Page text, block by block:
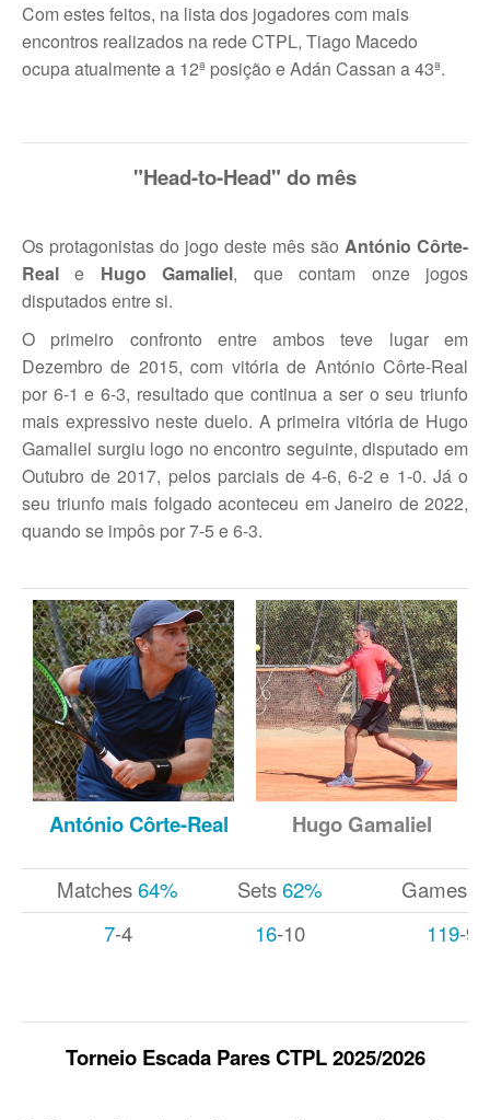
Com estes feitos, na lista dos jogadores com mais
encontros realizados na rede CTPL, Tiago Macedo
ocupa atualmente a 12ª posição e Adán Cassan a 43ª.
"Head-to-Head" do mês
Os protagonistas do jogo deste mês são António Côrte-
Real e Hugo Gamaliel, que contam onze jogos
disputados entre si.
O primeiro confronto entre ambos teve lugar em
Dezembro de 2015, com vitória de António Côrte-Real
por 6-1 e 6-3, resultado que continua a ser o seu triunfo
mais expressivo neste duelo. A primeira vitória de Hugo
Gamaliel surgiu logo no encontro seguinte, disputado em
Outubro de 2017, pelos parciais de 4-6, 6-2 e 1-0. Já o
seu triunfo mais folgado aconteceu em Janeiro de 2022,
quando se impôs por 7-5 e 6-3.
António Côrte-Real Hugo Gamaliel
Matches64% Sets62% Games
7-4 16-10 119-97
Torneio Escada Pares CTPL 2025/2026